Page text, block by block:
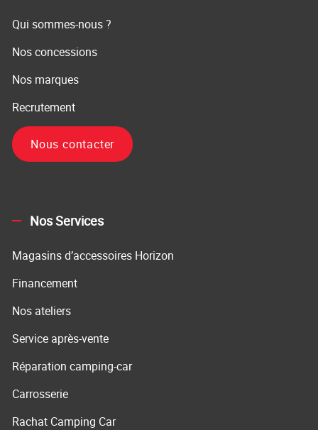
Qui sommes-nous ?
Nos concessions
Nos marques
Recrutement
Nous contacter
Nos Services
Magasins d’accessoires Horizon
Financement
Nos ateliers
Service après-vente
Réparation camping-car
Carrosserie
Rachat Camping Car